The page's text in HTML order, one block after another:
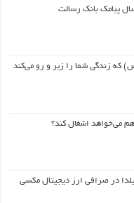
پیامک بانک رسالت
که زندگی شما را زیر و رو می‌کند
می‌خواهد اشغال کند؟
در صرافی ارز دیجیتال مکسی